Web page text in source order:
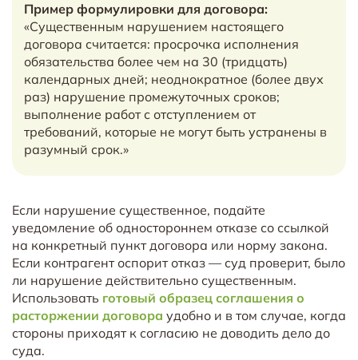
Пример формулировки для договора:
«Существенным нарушением настоящего
договора считается: просрочка исполнения
обязательства более чем на 30 (тридцать)
календарных дней; неоднократное (более двух
раз) нарушение промежуточных сроков;
выполнение работ с отступлением от
требований, которые не могут быть устранены в
разумный срок.»
Если нарушение существенное, подайте
уведомление об одностороннем отказе со ссылкой
на конкретный пункт договора или норму закона.
Если контрагент оспорит отказ — суд проверит, было
ли нарушение действительно существенным.
Использовать готовый образец соглашения о
расторжении договора удобно и в том случае, когда
стороны приходят к согласию не доводить дело до
суда.